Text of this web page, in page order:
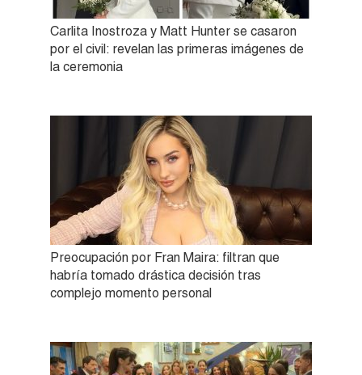
Carlita Inostroza y Matt Hunter se casaron
por el civil: revelan las primeras imágenes de
la ceremonia
Preocupación por Fran Maira: filtran que
habría tomado drástica decisión tras
complejo momento personal